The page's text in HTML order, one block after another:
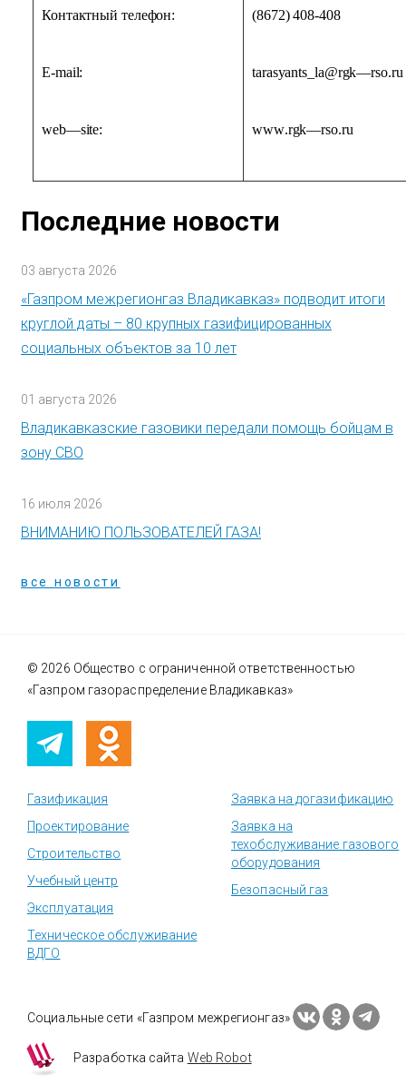
Контактный телефон:
Е-mail:
web—site:
(8672) 408-408
tarasyants la@rgk—rso.ru
www.rgk—rso.ru
Последние новости
03 августа 2026
«Газпром межрегионгаз Владикавказ» подводит итоги
круглой даты – 80 крупных газифицированных
социальных объектов за 10 лет
01 августа 2026
Владикавказские газовики передали помощь бойцам в
зону СВО
16 июля 2026
ВНИМАНИЮ ПОЛЬЗОВАТЕЛЕЙ ГАЗА!
все новости
© 2026 Общество с ограниченной ответственностью
«Газпром газораспределение Владикавказ»
Газификация
Проектирование
Строительство
Учебный центр
Эксплуатация
Техническое обслуживание
ВДГО
Заявка на догазификацию
Заявка на
техобслуживание газового
оборудования
Безопасный газ
Социальные сети «Газпром межрегионгаз»
Разработка сайта Web Robot